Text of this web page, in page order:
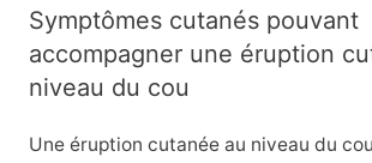
Symptômes cutanés pouvant
accompagner une éruption
niveau du cou
Une éruption cutanée au niveau du